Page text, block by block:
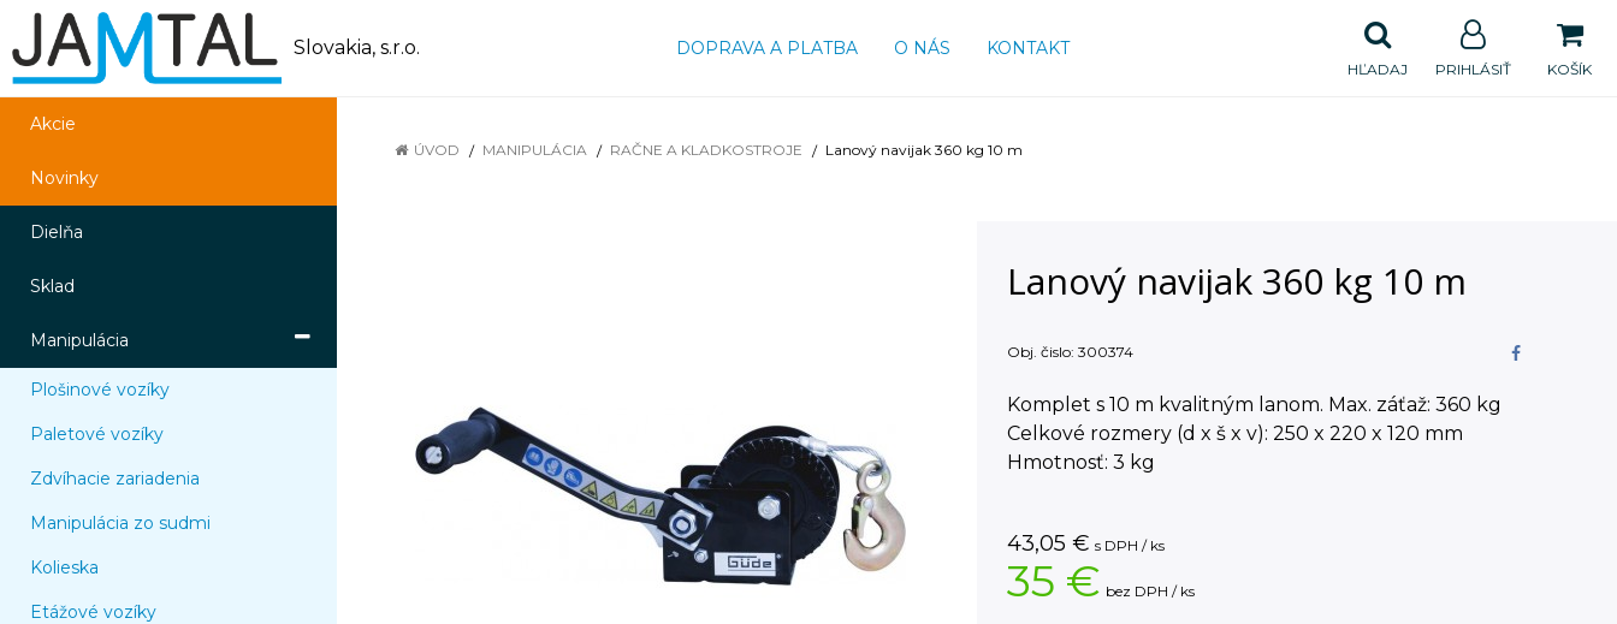
Slovakia, s.r.o. DOPRAVA A PLATBA O NÁS KONTAKT
KOŠÍK
PRIHLÁSIŤ
HĽADAJ
Akcie
Novinky
Dielňa
Sklad
Manipulácia
Plošinové vozíky
Paletové vozíky
Zdvíhacie zariadenia
Manipulácia zo sudmi
Kolieska
Etážové vozíky
ÚVOD MANIPULÁCIA RAČNE A KLADKOSTROJE Lanový navijak 360 kg 10 m
Lanový navijak 360 kg 10 m
Obj. čislo: 300374
Komplet s 10 m kvalitným lanom. Max. záťaž: 360 kg
Celkové rozmery (d x š x v): 250 x 220 x 120 mm
Hmotnosť: 3 kg
43,05 € s DPH / ks
35 € bez DPH / ks